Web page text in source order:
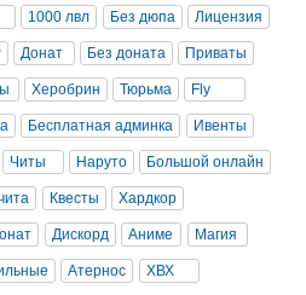
1000 лвл Без дюпа Лицензия
Донат Без доната Приваты
Херобрин Тюрьма Fly
Бесплатная админка Ивенты
Читы Наруто Большой онлайн
Квесты Хардкор
Дискорд Аниме Магия
Атернос ХВХ